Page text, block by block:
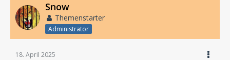
Snow
Themenstarter
Administrator
18. April 2025